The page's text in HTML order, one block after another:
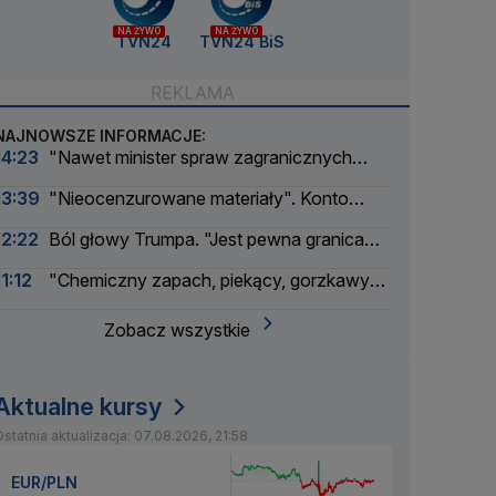
NA ŻYWO
TVN24
NA ŻYWO
TVN24 BiS
INFORMACJE:
"Nawet minister spraw zagranicznych
"Nieocenzurowane materiały". Konto
Ból głowy Trumpa. "Jest pewna granica
"Chemiczny zapach, piekący, gorzkawy
Zobacz wszystkie
kursy
aktualizacja: 07.08.2026, 21:58
EUR/PLN